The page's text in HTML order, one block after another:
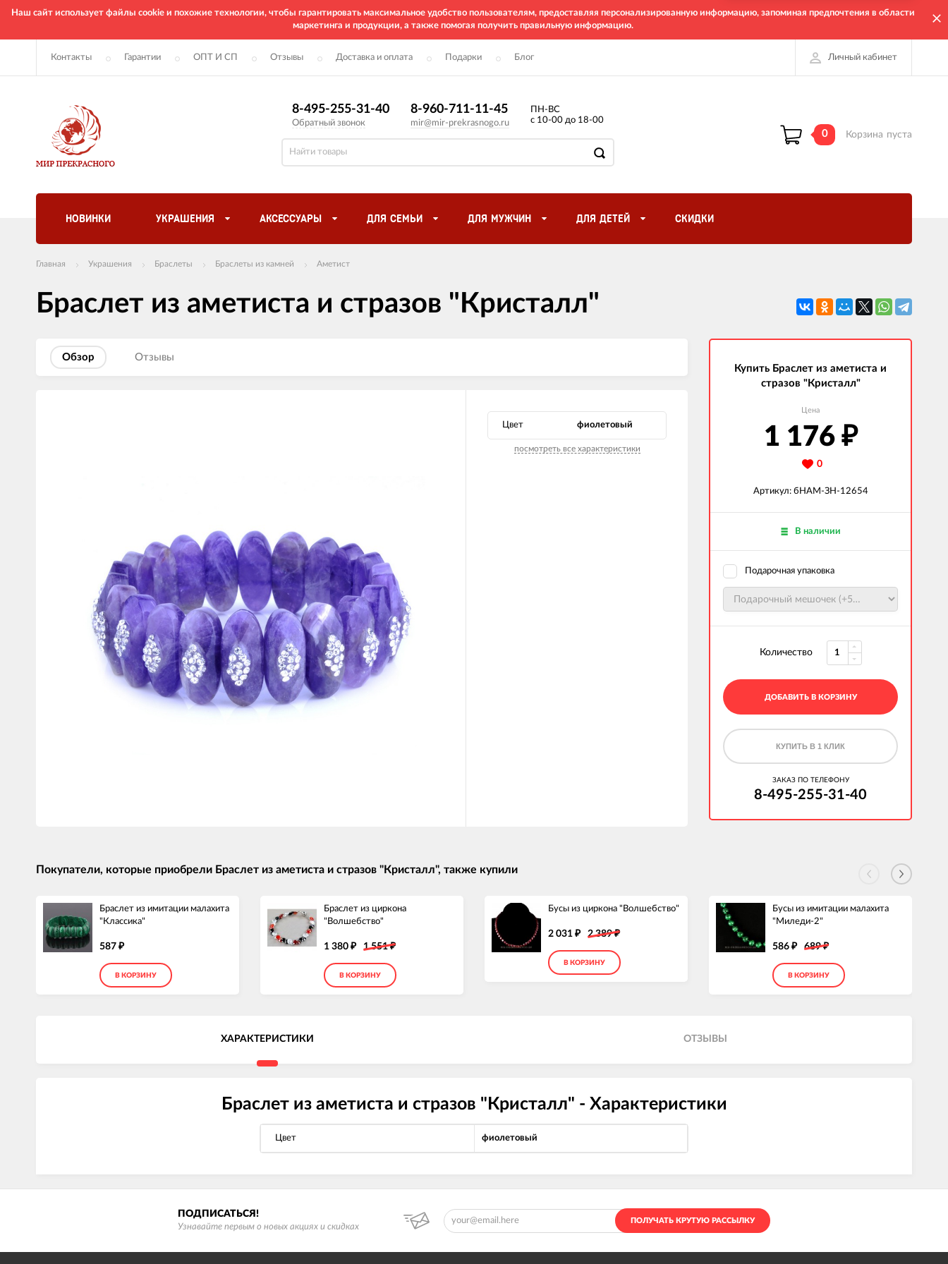
Наш сайт использует файлы cookie и похожие технологии, чтобы гарантировать максимальное удобство пользователям, предоставляя персонализированную информацию, запоминая предпочтения в области
маркетинга и продукции, а также помогая получить правильную информацию.
Контакты Гарантии ОПТ И СП Отзывы Доставка и оплата Подарки Блог Личный кабинет
8-495-255-31-40
Обратный звонок
8-960-711-11-45
mir@mir-prekrasnogo.ru
ПН-ВС
с 10-00 до 18-00
0 Корзина пуста
НОВИНКИ УКРАШЕНИЯ АКСЕССУАРЫ ДЛЯ СЕМЬИ ДЛЯ МУЖЧИН ДЛЯ ДЕТЕЙ СКИДКИ
Главная Украшения Браслеты Браслеты из камней Аметист
Браслет из аметиста и стразов "Кристалл"
Обзор Отзывы
Цвет фиолетовый
посмотреть все характеристики
Купить Браслет из аметиста и
стразов "Кристалл"
Цена
1 176 ₽
0
Артикул: бНАМ-ЗН-12654
В наличии
Подарочная упаковка
Количество
ДОБАВИТЬ В КОРЗИНУ
КУПИТЬ В 1 КЛИК
ЗАКАЗ ПО ТЕЛЕФОНУ
8-495-255-31-40
Покупатели, которые приобрели Браслет из аметиста и стразов "Кристалл", также купили
Браслет из имитации малахита
"Классика"
587 ₽
В КОРЗИНУ
Браслет из циркона
"Волшебство"
1 380 ₽ 1 551₽
В КОРЗИНУ
Бусы из циркона "Волшебство"
2 031 ₽ 2 389₽
В КОРЗИНУ
Бусы из имитации малахита
"Миледи-2"
586 ₽ 689₽
В КОРЗИНУ
ХАРАКТЕРИСТИКИ ОТЗЫВЫ
Браслет из аметиста и стразов "Кристалл" - Характеристики
Цвет фиолетовый
ПОДПИСАТЬСЯ!
Узнавайте первым о новых акциях и скидках
ПОЛУЧАТЬ КРУТУЮ РАССЫЛКУ